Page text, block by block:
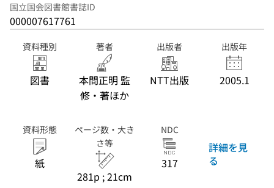
国立国会図書館書誌ID
000007617761
資料種別
図書
著者
本間正明 監
修・著ほか
出版者
NTT出版
出版年
2005.1
資料形態
紙
ページ数・大き
さ等
281p ; 21cm
NDC
317
詳細を見
る